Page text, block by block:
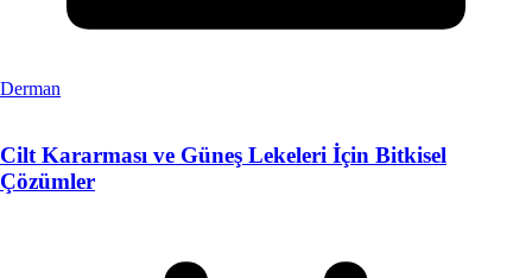
Derman
Cilt Kararması ve Güneş Lekeleri İçin Bitkisel
Çözümler